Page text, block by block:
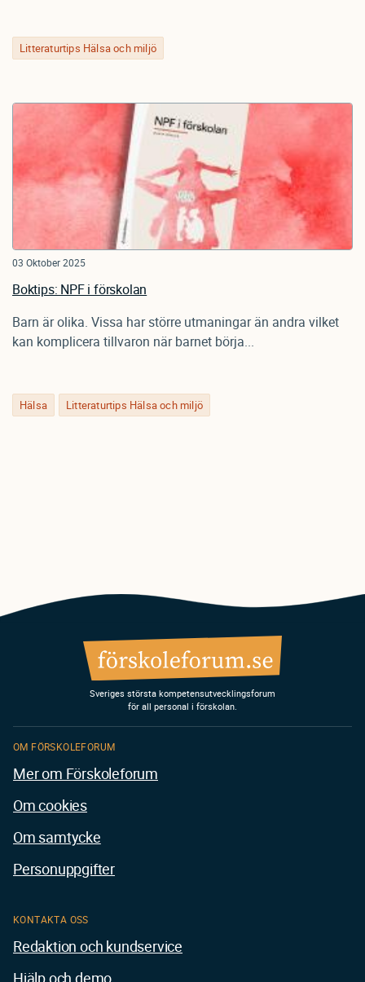
Litteraturtips Hälsa och miljö
Hälsa Litteraturtips Hälsa och miljö
03 Oktober 2025
Boktips: NPF i förskolan
Barn är olika. Vissa har större utmaningar än andra vilket
kan komplicera tillvaron när barnet börja...
Sveriges största kompetensutvecklingsforum
för all personal i förskolan.
KONTAKTA OSS
Redaktion och kundservice
Hjälp och demo
OM FÖRSKOLEFORUM
Mer om Förskoleforum
Om cookies
Om samtycke
Personuppgifter